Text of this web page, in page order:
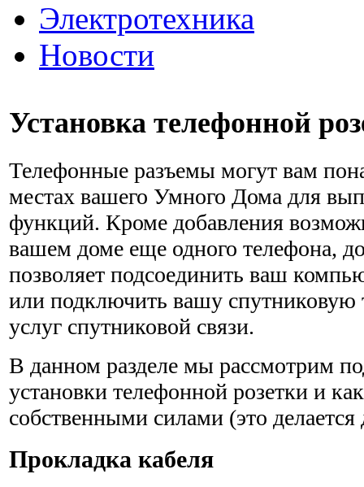
Электротехника
Новости
Установка телефонной
Телефонные разъемы могут вам
местах вашего Умного Дома для
функций. Кроме добавления
вашем доме еще одного телефона,
позволяет подсоединить ваш
или подключить вашу спутниковую
услуг спутниковой связи.
В данном разделе мы рассмотрим
установки телефонной розетки и
собственными силами (это делается
Прокладка кабеля